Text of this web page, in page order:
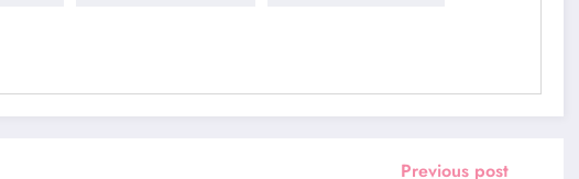
Previous post